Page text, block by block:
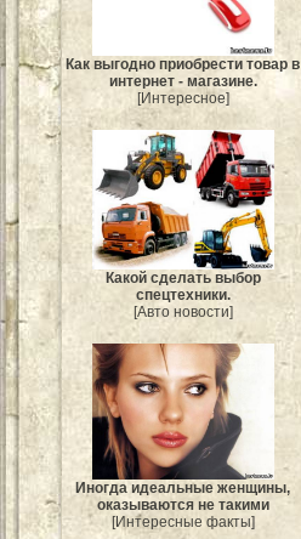
Как выгодно приобрести товар в
интернет - магазине.
[Интересное]
Какой сделать выбор
спецтехники.
[Авто новости]
Иногда идеальные женщины,
оказываются не такими
[Интересные факты]